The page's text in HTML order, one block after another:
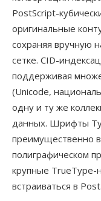
PostScript-
оригинальные
сохраняя вручную
сетке. CID-
поддерживая
(Unicode,
одну и ту же
данных. Шрифты
преимущественно
полиграфическом
крупные
встраиваться в